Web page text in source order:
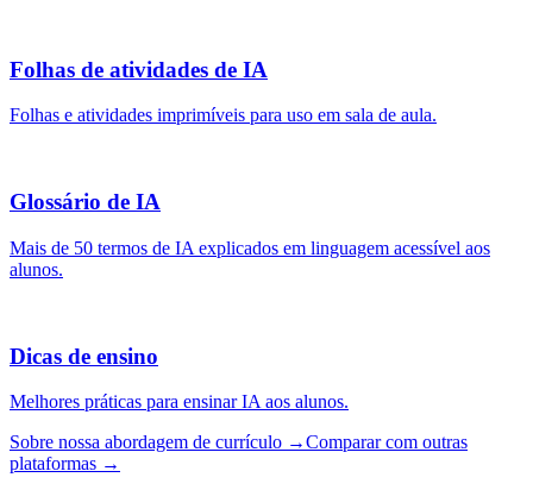
Folhas de atividades de IA
Folhas e atividades imprimíveis para uso em sala de aula.
Glossário de IA
Mais de 50 termos de IA explicados em linguagem acessível aos
alunos.
Dicas de ensino
Melhores práticas para ensinar IA aos alunos.
Sobre nossa abordagem de currículo →Comparar com outras
plataformas →